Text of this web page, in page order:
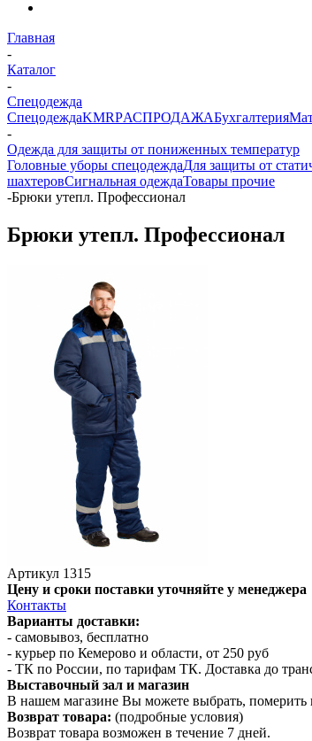
Главная
-
Каталог
-
Спецодежда
СпецодеждаKMRPАСПРОДАЖАБухгалтерия
-
Одежда для защиты от пониженных температур
Головные уборы спецодеждаДля защиты от
шахтеровСигнальная одеждаТовары прочие
-Брюки утепл. Профессионал
Брюки утепл. Профессионал
Артикул 1315
Цену и сроки поставки уточняйте у менеджера
Контакты
Варианты доставки:
- самовывоз, бесплатно
- курьер по Кемерово и области, от 250 руб
- ТК по России, по тарифам ТК. Доставка до
Выставочный зал и магазин
В нашем магазине Вы можете выбрать, померить
Возврат товара: (подробные условия)
Возврат товара возможен в течение 7 дней.